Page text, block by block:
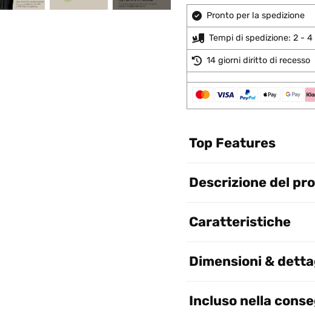
Pronto per la spedizione
Tempi di spedizione: 2 - 4
14 giorni diritto di recesso
Top Features
Descrizione del
Caratteristiche
Dimensioni &
Incluso nella